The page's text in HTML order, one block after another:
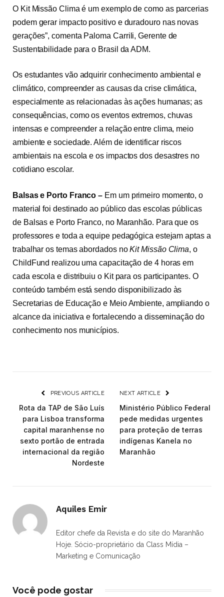
O Kit Missão Clima é um exemplo de como as parcerias
podem gerar impacto positivo e duradouro nas novas
gerações”, comenta Paloma Carrili, Gerente de
Sustentabilidade para o Brasil da ADM.
Os estudantes vão adquirir conhecimento ambiental e
climático, compreender as causas da crise climática,
especialmente as relacionadas às ações humanas; as
consequências, como os eventos extremos, chuvas
intensas e compreender a relação entre clima, meio
ambiente e sociedade. Além de identificar riscos
ambientais na escola e os impactos dos desastres no
cotidiano escolar.
Balsas e Porto Franco – Em um primeiro momento, o
material foi destinado ao público das escolas públicas
de Balsas e Porto Franco, no Maranhão. Para que os
professores e toda a equipe pedagógica estejam aptas a
trabalhar os temas abordados noKit Missão Clima, o
ChildFund realizou uma capacitação de 4 horas em
cada escola e distribuiu o Kit para os participantes. O
conteúdo também está sendo disponibilizado às
Secretarias de Educação e Meio Ambiente, ampliando o
alcance da iniciativa e fortalecendo a disseminação do
conhecimento nos municípios.
PREVIOUS ARTICLE
Rota da TAP de São Luís
para Lisboa transforma
capital maranhense no
sexto portão de entrada
internacional da região
Nordeste
NEXT ARTICLE
Ministério Público Federal
pede medidas urgentes
para proteção de terras
indígenas Kanela no
Maranhão
Aquiles Emir
Editor chefe da Revista e do site do Maranhão
Hoje. Sócio-proprietário da Class Mídia –
Marketing e Comunicação
Você pode gostar